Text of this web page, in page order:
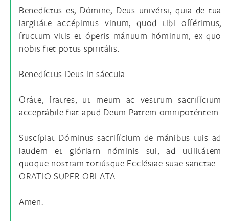
Benedíctus es, Dómine, Deus univérsi, quia de tua
largitáte accépimus vinum, quod tibi offérimus,
fructum vitis et óperis mánuum hóminum, ex quo
nobis fiet potus spiritális.
Benedíctus Deus in sáecula.
Oráte, fratres, ut meum ac vestrum sacrifícium
acceptábile fiat apud Deum Patrem omnipoténtem.
Suscípiat Dóminus sacrifícium de mánibus tuis ad
laudem et glóriarn nóminis sui, ad utilitátem
quoque nostram totiúsque Ecclésiae suae sanctae.
ORATIO SUPER OBLATA
Amen.